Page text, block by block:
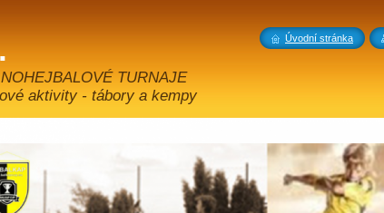
TURNAJE
aktivity - tábory a kempy
Úvodní stránka